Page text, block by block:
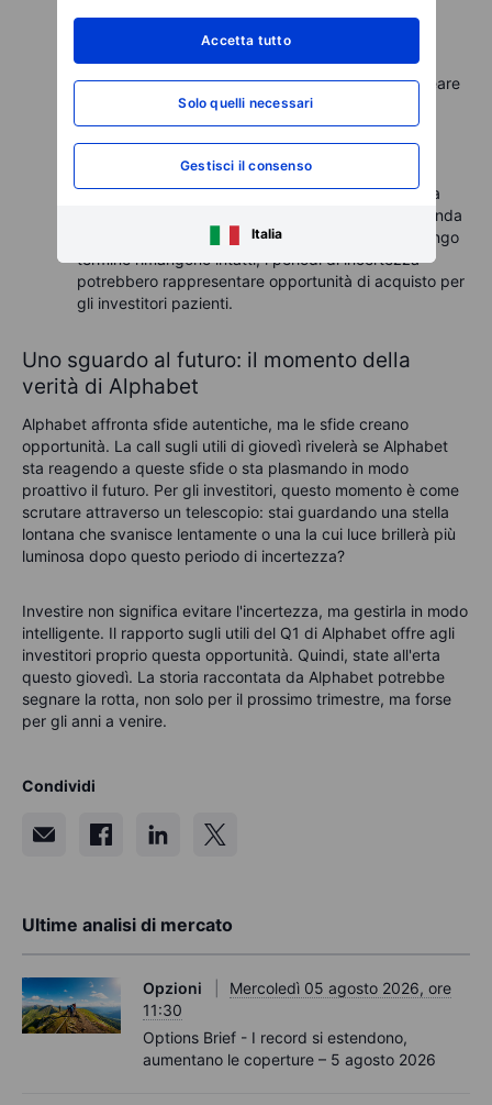
Accetta tutto
Solo quelli necessari
Gestisci il consenso
Italia
attore leader nella ricerca e nel cloud basati
sull'intelligenza artificiale, i timori degli investitori
dovrebbero attenuarsi considerevolmente.
Resilienza economica: Alphabet dovrebbe delineare
chiaramente come sta gestendo i venti contrari
macroeconomici e i dazi. Un forte commento del
management in questo caso sarebbe un segnale
Fiducia a lungo termine: indipendentemente dalla
volatilità a breve termine, Alphabet rimane un'azienda
solida con risorse immense. Se i fondamentali a lungo
termine rimangono intatti, i periodi di incertezza
potrebbero rappresentare opportunità di acquisto per
gli investitori pazienti.
Uno sguardo al futuro: il momento della
verità di Alphabet
Alphabet affronta sfide autentiche, ma le sfide creano
opportunità. La call sugli utili di giovedì rivelerà se Alphabet
sta reagendo a queste sfide o sta plasmando in modo
proattivo il futuro. Per gli investitori, questo momento è come
scrutare attraverso un telescopio: stai guardando una stella
lontana che svanisce lentamente o una la cui luce brillerà più
luminosa dopo questo periodo di incertezza?
Investire non significa evitare l'incertezza, ma gestirla in modo
intelligente. Il rapporto sugli utili del Q1 di Alphabet offre agli
investitori proprio questa opportunità. Quindi, state all'erta
questo giovedì. La storia raccontata da Alphabet potrebbe
segnare la rotta, non solo per il prossimo trimestre, ma forse
per gli anni a venire.
Condividi
Ultime analisi di mercato
Opzioni
Mercoledì 05 agosto 2026, ore
11:30
Options Brief - I record si estendono,
aumentano le coperture – 5 agosto 2026